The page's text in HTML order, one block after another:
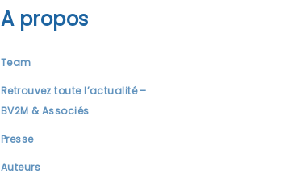
A propos
Team
Retrouvez toute l’actualité –
BV2M & Associés
Presse
Auteurs